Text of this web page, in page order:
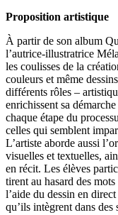
Proposition artistique
À partir de son album
l’autrice-illustratrice
les coulisses de la
couleurs et même
différents rôles –
enrichissent sa
chaque étape du
celles qui semblent
L’artiste aborde aussi
visuelles et textuelles,
en récit. Les élèves
tirent au hasard des
l’aide du dessin en
qu’ils intègrent dans